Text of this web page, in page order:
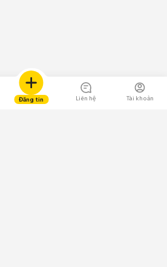
Đăng tin Liên hệ Tài khoản